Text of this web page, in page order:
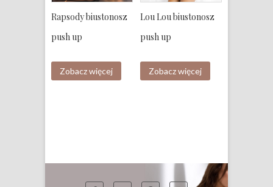
Rapsody biustonosz
push up
Zobacz więcej
Lou Lou biustonosz
push up
Zobacz więcej